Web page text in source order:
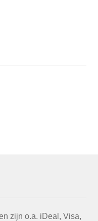
zijn o.a. iDeal, Visa,